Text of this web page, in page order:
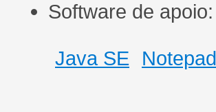
Software de apoio:
Java SE